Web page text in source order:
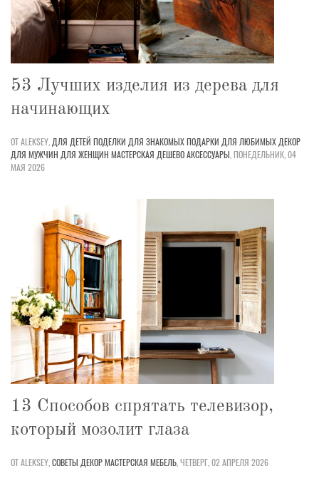
53 Лучших изделия из дерева для
начинающих
ОТ ALEKSEY, ДЛЯ ДЕТЕЙ ПОДЕЛКИ ДЛЯ ЗНАКОМЫХПОДАРКИ ДЛЯ ЛЮБИМЫХ ДЕКОР
ДЛЯ МУЖЧИН ДЛЯ ЖЕНЩИН МАСТЕРСКАЯ ДЕШЕВОАКСЕССУАРЫ,ПОНЕДЕЛЬНИК, 04
МАЯ 2026
13 Способов спрятать телевизор,
который мозолит глаза
ОТ ALEKSEY,СОВЕТЫ ДЕКОРМАСТЕРСКАЯ МЕБЕЛЬ,ЧЕТВЕРГ, 02 АПРЕЛЯ 2026